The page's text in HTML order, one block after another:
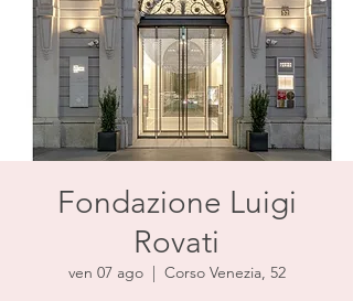
Fondazione Luigi
Rovati
ven 07 ago
  |
Corso Venezia, 52